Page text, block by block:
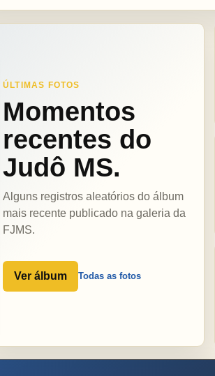
ÚLTIMAS FOTOS
Momentos
recentes do
Judô MS.
Alguns registros aleatórios do álbum
mais recente publicado na galeria da
FJMS.
Ver álbum Todas as fotos